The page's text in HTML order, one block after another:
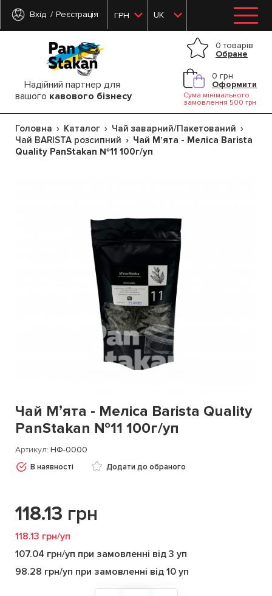
Вхід Реєстрація ГРН UK
Надійний партнер для
вашого кавового бізнесу
0 товарів
Обране
0 грн
Оформити
Сума мінімального
замовлення 500 грн
Головна Каталог
Чай заварний/Пакетований
Чай BARISTA розсипний
Чай Мʼята - Меліса Barista
Quality PanStakan №11 100г/уп
Чай Мʼята - Меліса Barista Quality
PanStakan №11 100г/уп
Артикул НФ-0000
В наявності Додати до обраного
118.13 грн
118.13 грн/уп
107.04 грн/уп при замовленні від 3 уп
98.28 грн/уп при замовленні від 10 уп